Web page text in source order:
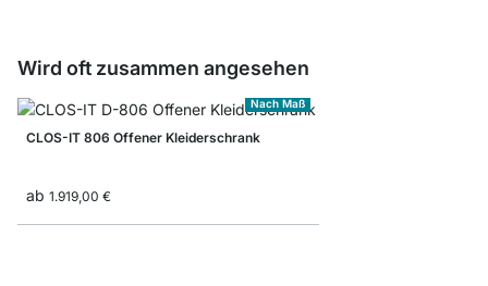
Wird oft zusammen angesehen
Nach Maß
CLOS-IT 806 Offener Kleiderschrank
ab 1.919,00 €